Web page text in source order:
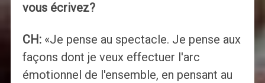
vous écrivez?
CH:«Je pense au spectacle. Je pense aux
façons dont je veux effectuer l'arc
émotionnel de l'ensemble, en pensant au